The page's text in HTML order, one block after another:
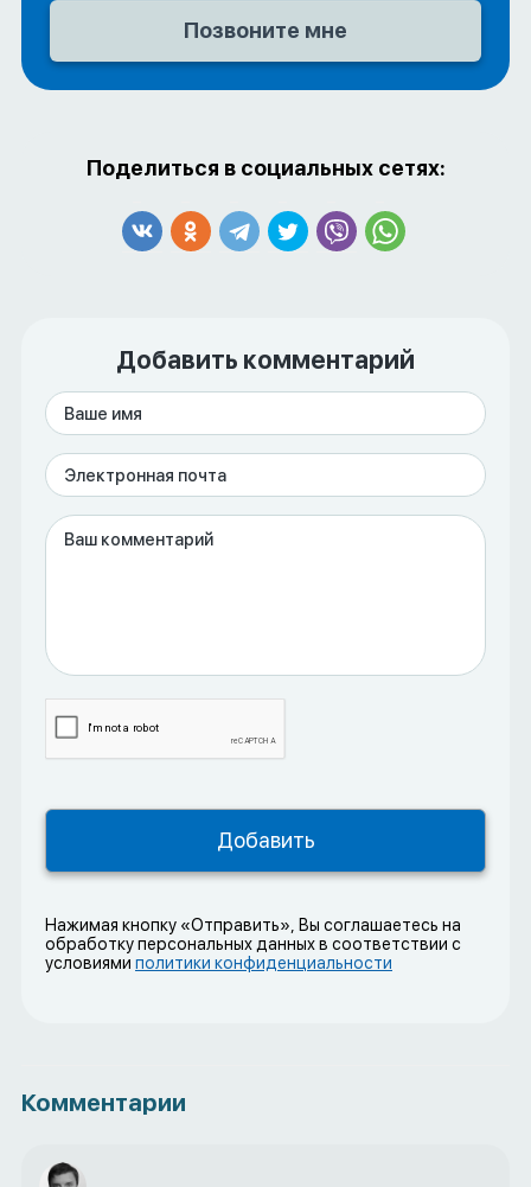
Поделиться в социальных сетях:
Добавить комментарий
Нажимая кнопку «Отправить», Вы соглашаетесь на
обработку персональных данных в соответствии с
условиями политики конфиденциальности
Комментарии